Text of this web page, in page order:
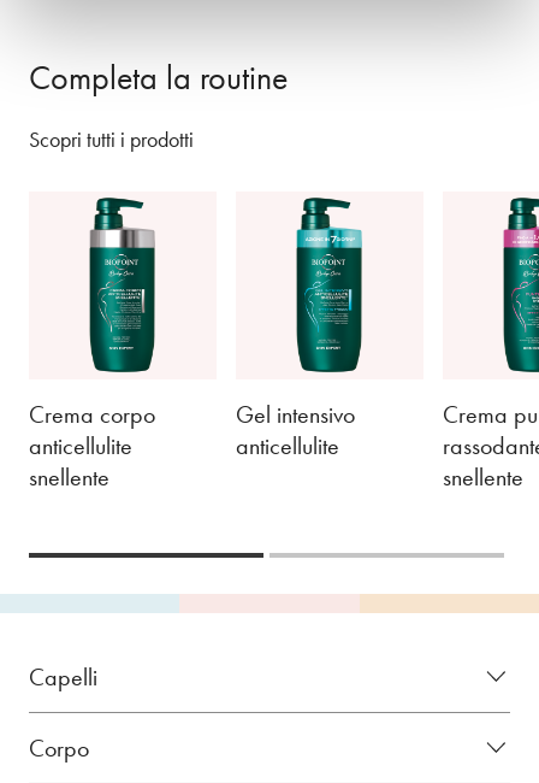
Completa la routine
Scopri tutti i prodotti
Crema corpo
anticellulite
snellente
Gel intensivo
anticellulite
Crema
snellente
Capelli
Corpo